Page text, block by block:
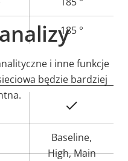
185 °
Baseline,
High, Main
i inne funkcje
będzie bardziej